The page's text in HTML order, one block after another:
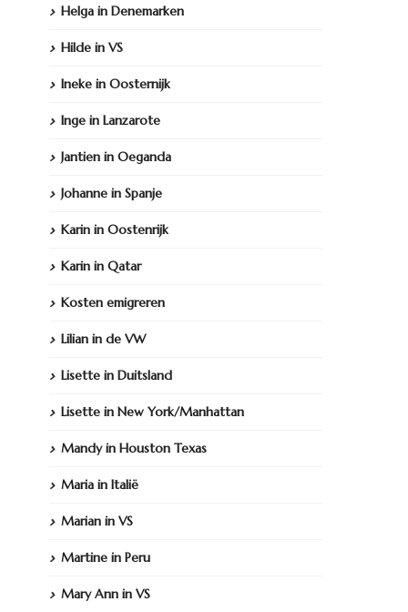
Helga in Denemarken
Hilde in VS
Ineke in Oosternijk
Inge in Lanzarote
Jantien in Oeganda
Johanne in Spanje
Karin in Oostenrijk
Karin in Qatar
Kosten emigreren
Lilian in de VW
Lisette in Duitsland
Lisette in New York/Manhattan
Mandy in Houston Texas
Maria in Italië
Marian in VS
Martine in Peru
Mary Ann in VS